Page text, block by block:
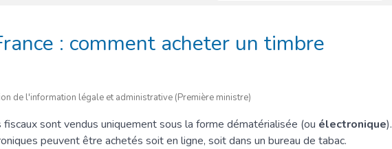
: comment acheter un timbre
de l'information légale et administrative (Première ministre)
sont vendus uniquement sous la forme dématérialisée (ou électronique).
peuvent être achetés soit en ligne, soit dans un bureau de tabac.